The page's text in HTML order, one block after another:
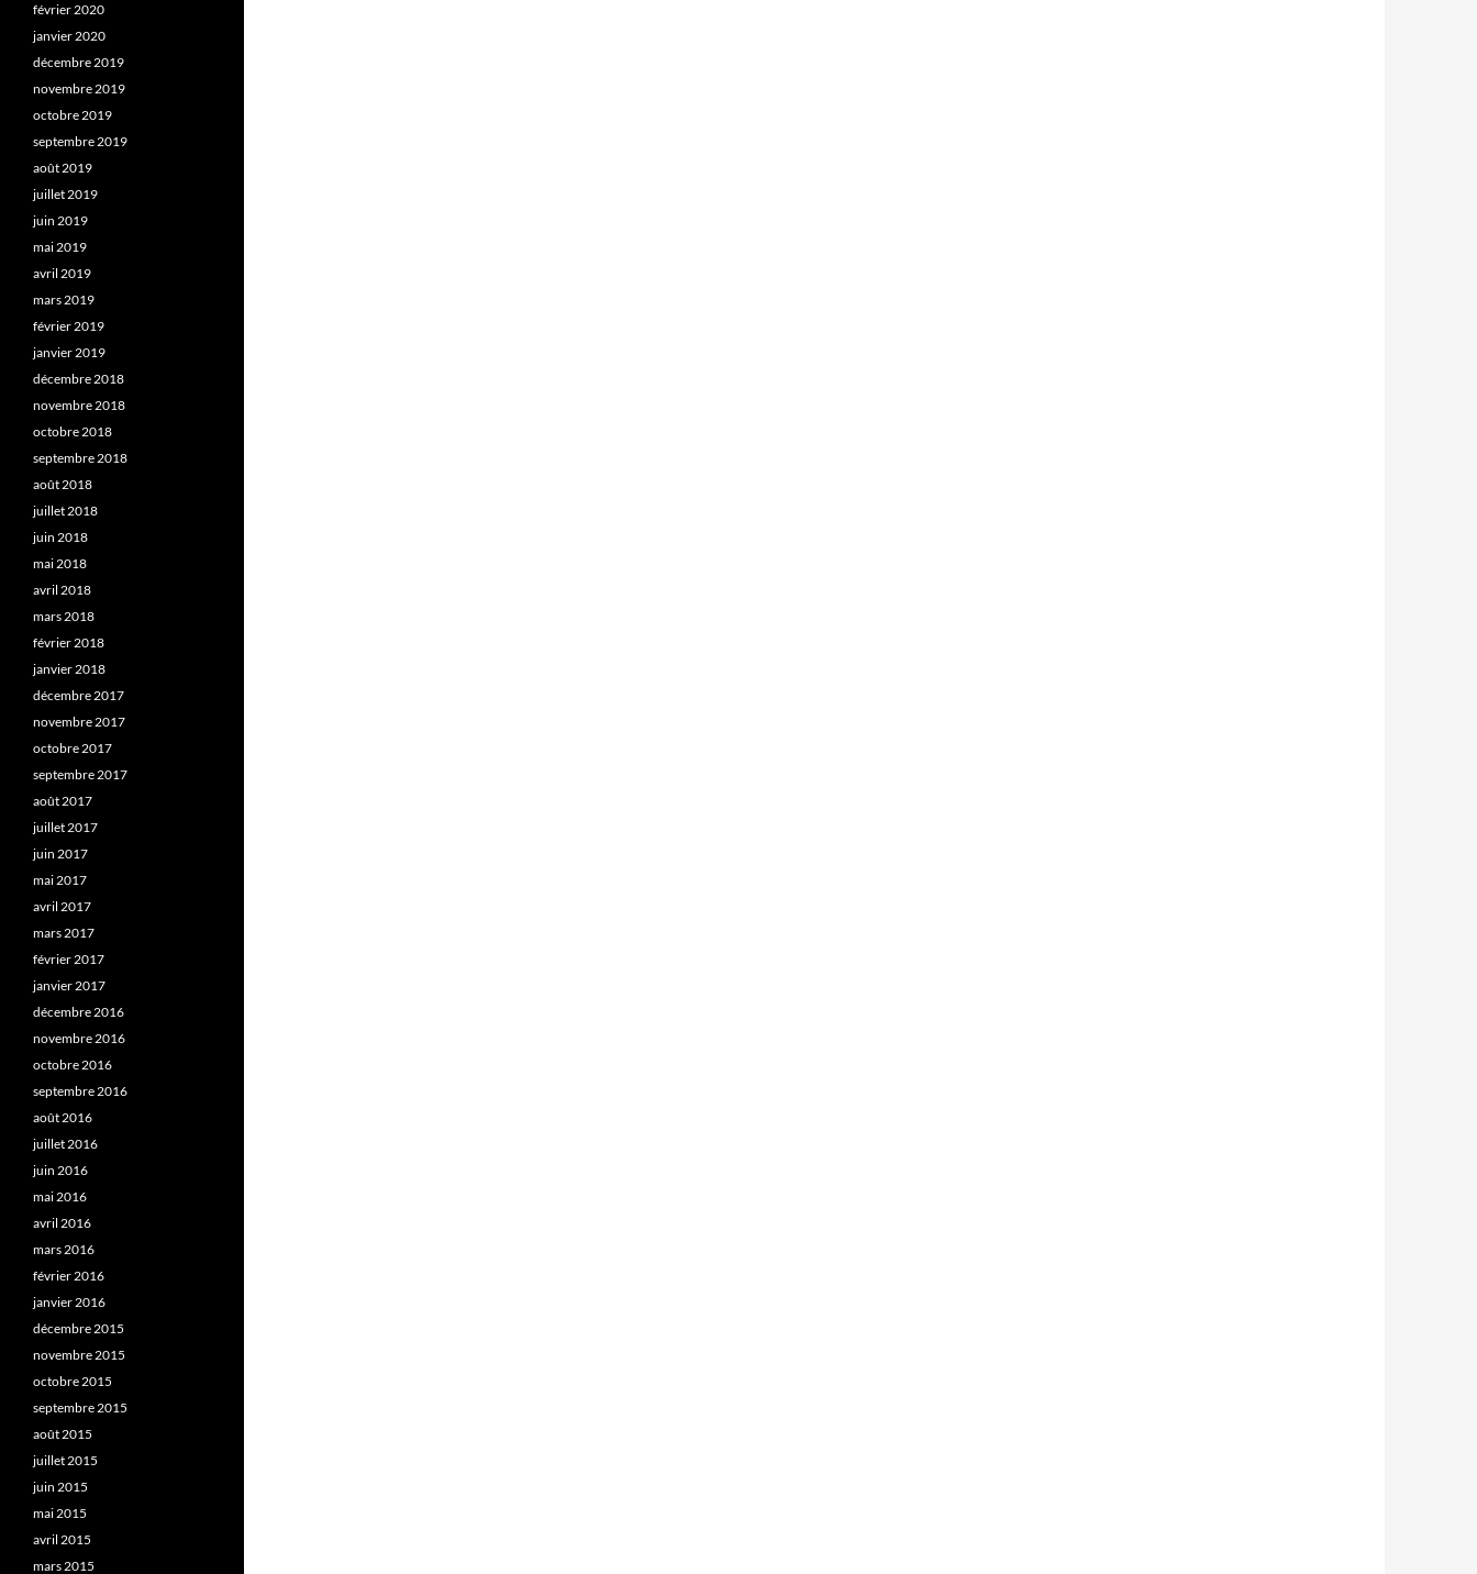
février 2020
janvier 2020
décembre 2019
novembre 2019
octobre 2019
septembre 2019
août 2019
juillet 2019
juin 2019
mai 2019
avril 2019
mars 2019
février 2019
janvier 2019
décembre 2018
novembre 2018
octobre 2018
septembre 2018
août 2018
juillet 2018
juin 2018
mai 2018
avril 2018
mars 2018
février 2018
janvier 2018
décembre 2017
novembre 2017
octobre 2017
septembre 2017
août 2017
juillet 2017
juin 2017
mai 2017
avril 2017
mars 2017
février 2017
janvier 2017
décembre 2016
novembre 2016
octobre 2016
septembre 2016
août 2016
juillet 2016
juin 2016
mai 2016
avril 2016
mars 2016
février 2016
janvier 2016
décembre 2015
novembre 2015
octobre 2015
septembre 2015
août 2015
juillet 2015
juin 2015
mai 2015
avril 2015
mars 2015